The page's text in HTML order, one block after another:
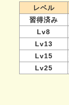
レベル
習得済み
Lv8
Lv13
Lv15
Lv25